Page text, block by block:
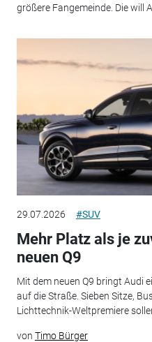
größere Fangemeinde. Die will
29.07.2026 #SUV
Mehr Platz als je
neuen Q9
Mit dem neuen Q9 bringt Audi
auf die Straße. Sieben Sitze,
Lichttechnik-Weltpremiere
von Timo Bürger